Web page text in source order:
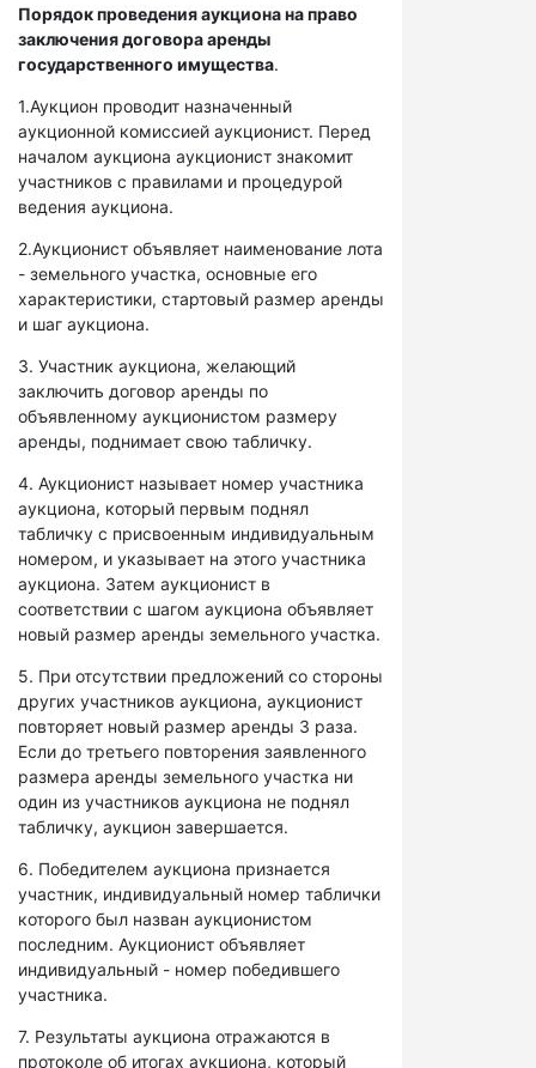
Порядок проведения аукциона на право
заключения договора аренды
государственного имущества.
1.Аукцион проводит назначенный
аукционной комиссией аукционист. Перед
началом аукциона аукционист знакомит
участников с правилами и процедурой
ведения аукциона.
2.Аукционист объявляет наименование лота
- земельного участка, основные его
характеристики, стартовый размер аренды
и шаг аукциона.
3. Участник аукциона, желающий
заключить договор аренды по
объявленному аукционистом размеру
аренды, поднимает свою табличку.
4. Аукционист называет номер участника
аукциона, который первым поднял
табличку с присвоенным индивидуальным
номером, и указывает на этого участника
аукциона. Затем аукционист в
соответствии с шагом аукциона объявляет
новый размер аренды земельного участка.
5. При отсутствии предложений со стороны
других участников аукциона, аукционист
повторяет новый размер аренды 3 раза.
Если до третьего повторения заявленного
размера аренды земельного участка ни
один из участников аукциона не поднял
табличку, аукцион завершается.
6. Победителем аукциона признается
участник, индивидуальный номер таблички
которого был назван аукционистом
последним. Аукционист объявляет
индивидуальный - номер победившего
участника.
7. Результаты аукциона отражаются в
протоколе об итогах аукциона, который